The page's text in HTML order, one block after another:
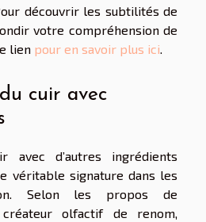
découvrir les subtilités de
votre compréhension de
lien pour en savoir plus ici
cuir avec
avec d’autres ingrédients
véritable signature dans les
Selon les propos de
créateur olfactif de renom,